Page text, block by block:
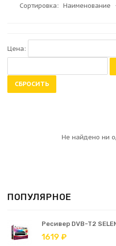
Сортировка: Наименование ·
Цена:
СБРОСИТЬ
Не найдено ни
ПОПУЛЯРНОЕ
Ресивер DVB-T2
1619 ₽